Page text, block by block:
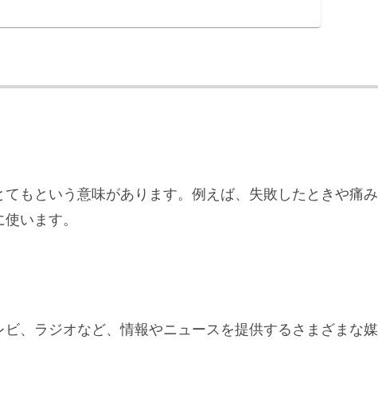
てもという意味があります。例えば、失敗したときや痛み
います。
ビ、ラジオなど、情報やニュースを提供するさまざまな媒